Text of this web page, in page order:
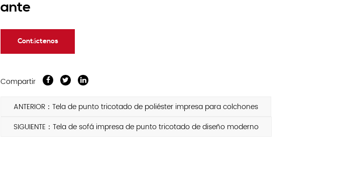
ante
Contáctenos
Compartir
ANTERIOR：Tela de punto tricotado de poliéster impresa para colchones
SIGUIENTE：Tela de sofá impresa de punto tricotado de diseño moderno